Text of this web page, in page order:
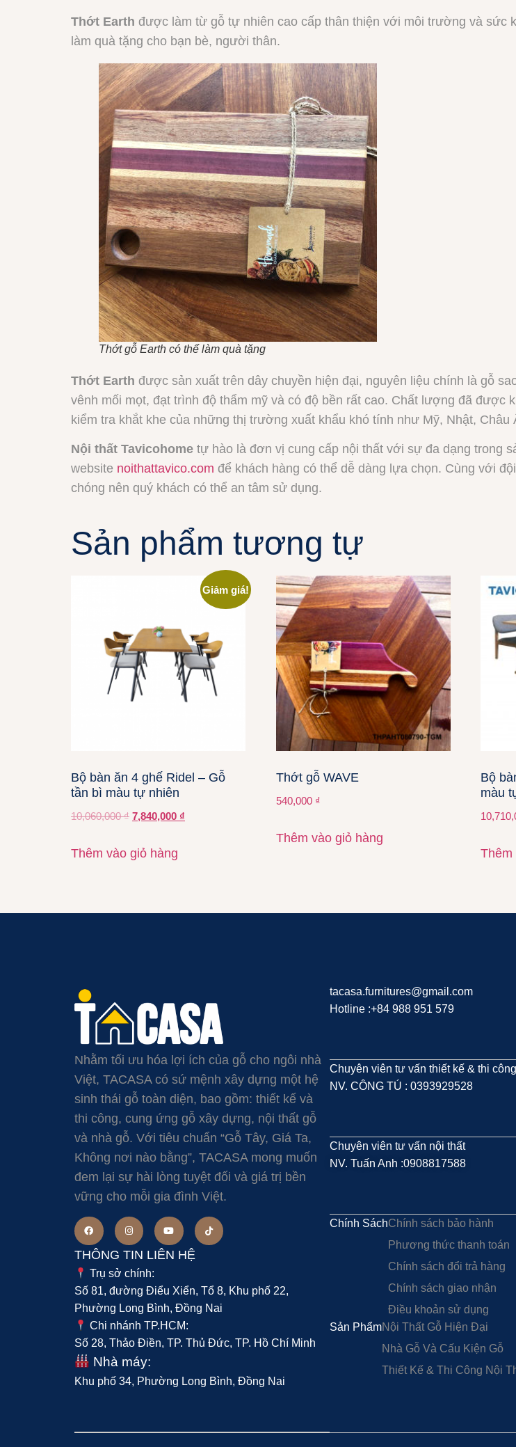
Thớt Earth được làm từ gỗ tự nhiên cao cấp thân thiện với môi trường và sức
làm quà tặng cho bạn bè, người thân.
Thớt gỗ Earth có thể làm quà tặng
Thớt Earth được sản xuất trên dây chuyền hiện đại, nguyên liệu chính là gỗ
vênh mối mọt, đạt trình độ thẩm mỹ và có độ bền rất cao. Chất lượng đã được
kiểm tra khắt khe của những thị trường xuất khẩu khó tính như Mỹ, Nhật,
Nội thất Tavicohome tự hào là đơn vị cung cấp nội thất với sự đa dạng trong
website noithattavico.com để khách hàng có thể dễ dàng lựa chọn. Cùng với
chóng nên quý khách có thể an tâm sử dụng.
Sản phẩm tương tự
Giảm giá!
Bộ bàn ăn 4 ghế Ridel – Gỗ
tần bì màu tự nhiên
10,060,000₫ 7,840,000 ₫
Thêm vào giỏ hàng
Thớt gỗ WAVE
540,000 ₫
Thêm vào giỏ hàng
Bộ
màu
Thêm
Nhằm tối ưu hóa lợi ích của gỗ cho ngôi nhà
Việt, TACASA có sứ mệnh xây dựng một hệ
sinh thái gỗ toàn diện, bao gồm: thiết kế và
thi công, cung ứng gỗ xây dựng, nội thất gỗ
và nhà gỗ. Với tiêu chuẩn “Gỗ Tây, Giá Ta,
Không nơi nào bằng”, TACASA mong muốn
đem lại sự hài lòng tuyệt đối và giá trị bền
vững cho mỗi gia đình Việt.
THÔNG TIN LIÊN HỆ
Trụ sở chính:
Số 81, đường Điểu Xiển, Tổ 8, Khu phố 22,
Phường Long Bình, Đồng Nai
Chi nhánh TP.HCM:
Số 28, Thảo Điền, TP. Thủ Đức, TP. Hồ Chí Minh
Nhà máy:
Khu phố 34, Phường Long Bình, Đồng Nai
tacasa.furnitures@gmail.com
Hotline :+84 988 951 579
Chuyên viên tư vấn thiết kế & thi
NV. CÔNG TÚ : 0393929528
Chuyên viên tư vấn nội thất
NV. Tuấn Anh :0908817588
Chính SáchChính sách bảo hành
Phương thức thanh toán
Chính sách đổi trả hàng
Chính sách giao nhận
Điều khoản sử dụng
Sản PhẩmNội Thất Gỗ Hiện Đại
Nhà Gỗ Và Cấu Kiện Gỗ
Thiết Kế & Thi Công Nội